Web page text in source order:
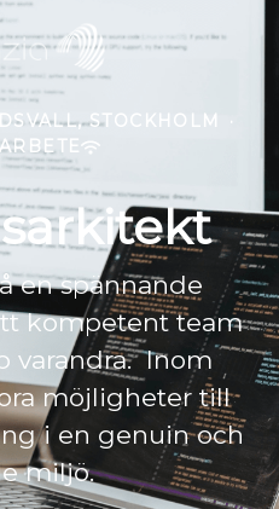
STOCKHOLM
·
en spännande
kompetent team
varandra. Inom
möjligheter till
i en genuin och
miljö.